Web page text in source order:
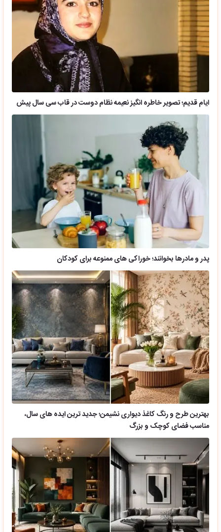
ایام قدیم؛ تصویر خاطره انگیز نعیمه نظام دوست در قاب سی سال پیش
پدر و مادرها بخوانند؛ خوراکی های ممنوعه برای کودکان
بهترین طرح و رنگ کاغذ دیواری نشیمن؛ جدید ترین ایده های سال،
مناسب فضای کوچک و بزرگ